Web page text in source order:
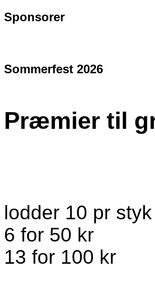
Sponsorer
Sommerfest 2026
Præmier til
lodder 10 pr styk
6 for 50 kr
13 for 100 kr